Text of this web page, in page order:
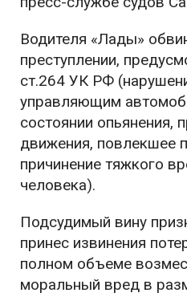
Водителя «Лады»
преступлении,
ст.264 УК РФ
управляющим
состоянии опьянения,
движения, повлекшее
причинение тяжкого
человека).
Подсудимый вину
принес извинения
полном объеме
моральный вред в